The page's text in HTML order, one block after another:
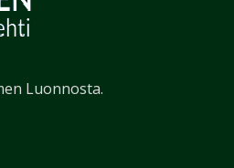
Luonnosta.